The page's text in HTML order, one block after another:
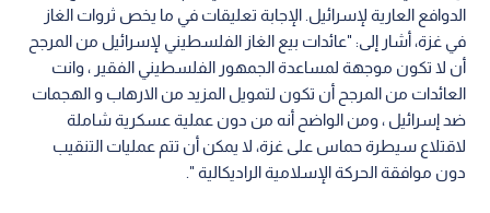
الدوافع العارية لإسرائيل. الإجابة تعليقات في ما يخص ثروات الغاز
في غزة، أشار إلى: "عائدات بيع الغاز الفلسطيني لإسرائيل من المرجح
أن لا تكون موجهة لمساعدة الجمهور الفلسطيني الفقير ، وانت
العائدات من المرجح أن تكون لتمويل المزيد من الارهاب و الهجمات
ضد إسرائيل ، ومن الواضح أنه من دون عملية عسكرية شاملة
لاقتلاع سيطرة حماس على غزة، لا يمكن أن تتم عمليات التنقيب
دون موافقة الحركة الإسلامية الراديكالية ".